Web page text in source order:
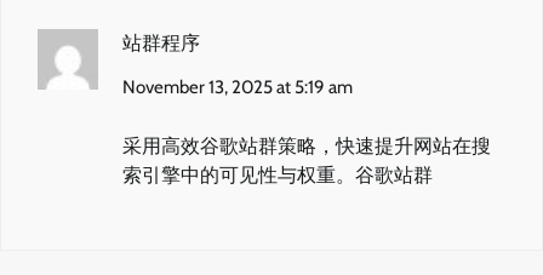
站群程序
November 13, 2025 at 5:19 am
采用高效谷歌站群策略，快速提升网站在搜
索引擎中的可见性与权重。 谷歌站群